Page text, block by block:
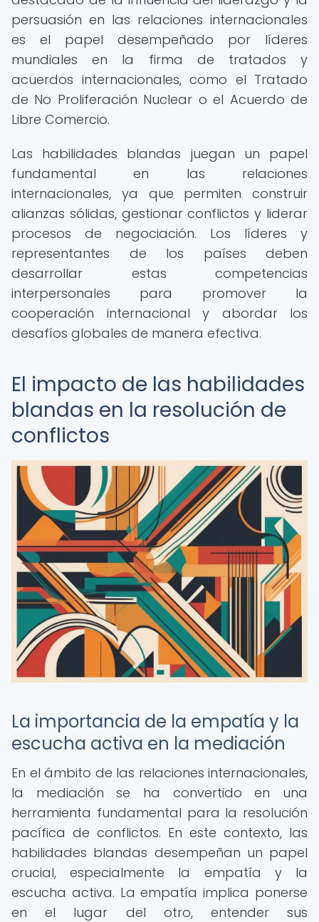
persuasión en las relaciones internacionales
es el papel desempeñado por líderes
mundiales en la firma de tratados y
acuerdos internacionales, como el Tratado
de No Proliferación Nuclear o el Acuerdo de
Libre Comercio.
Las habilidades blandas juegan un papel
fundamental en las relaciones
internacionales, ya que permiten construir
alianzas sólidas, gestionar conflictos y liderar
procesos de negociación. Los líderes y
representantes de los países deben
desarrollar estas competencias
interpersonales para promover la
cooperación internacional y abordar los
desafíos globales de manera efectiva.
El impacto de las habilidades
blandas en la resolución de
conflictos
La importancia de la empatía y la
escucha activa en la mediación
En el ámbito de las relaciones internacionales,
la mediación se ha convertido en una
herramienta fundamental para la resolución
pacífica de conflictos. En este contexto, las
habilidades blandas desempeñan un papel
crucial, especialmente la empatía y la
escucha activa. La empatía implica ponerse
en el lugar del otro, entender sus